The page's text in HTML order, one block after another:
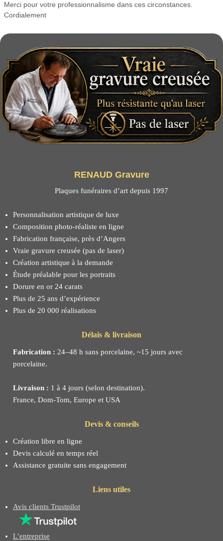
Merci pour votre professionnalisme dans ces circonstances.
Cordialement
RENAUD Gravure
Plaques funéraires d’art depuis 1997
Personnalisation artistique de luxe
Composition photo-réaliste en ligne
Fabrication française, près d’Angers
Vraie gravure creusée (pas de laser)
Création artistique à la demande
Étude préalable pour les portraits
Dorure en or 24 carats
Plus de 25 ans d’expérience
Plus de 20 000 réalisations
Délais & livraison
Fabrication : 24–48 h sans porcelaine, ~15 jours avec
porcelaine.
Livraison : 1 à 4 jours (selon destination).
France, Dom-Tom, Europe et USA
Devis & conseils
Création libre en ligne
Devis calculé en temps réel
Assistance gratuite sans engagement
Liens utiles
Avis clients Trustpilot
L’entreprise